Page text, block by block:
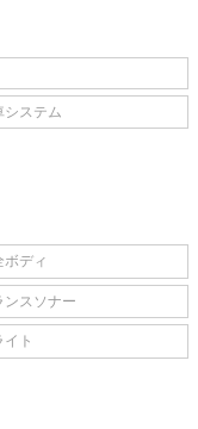
システム
ボディ
ンスソナー
ト